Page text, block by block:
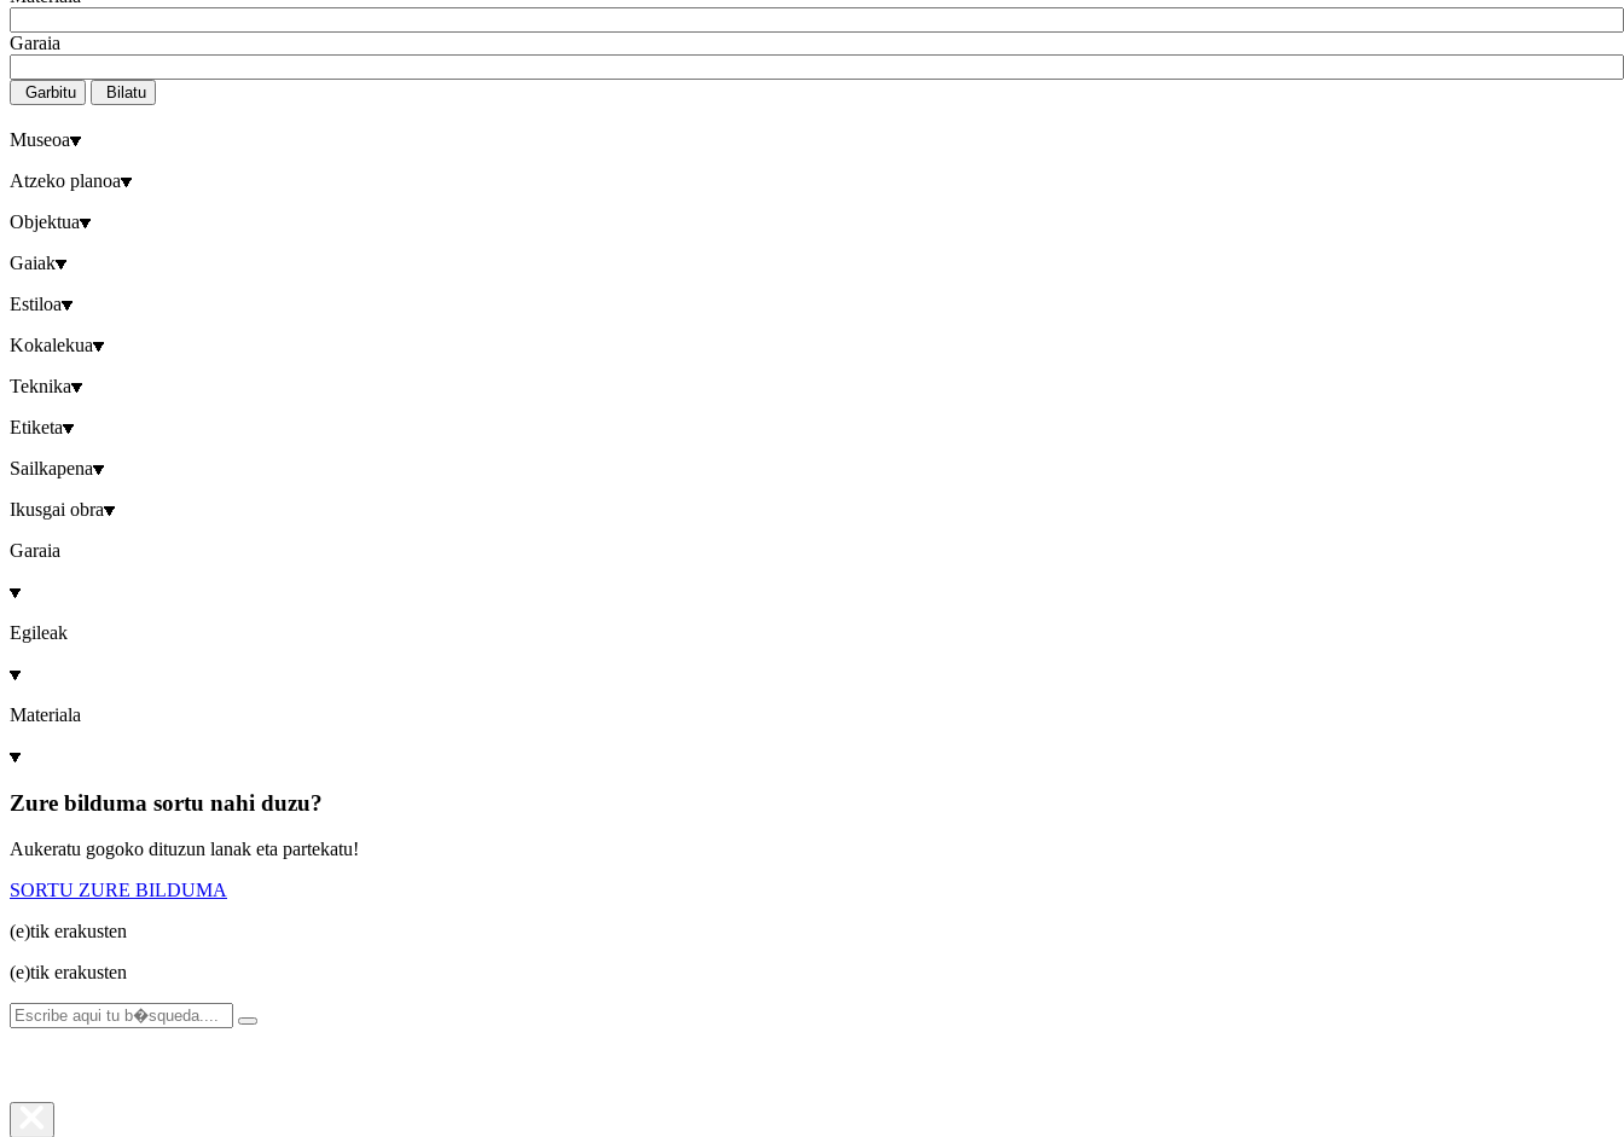
Garaia
Garbitu Bilatu
Museoa
Atzeko planoa
Objektua
Gaiak
Estiloa
Kokalekua
Teknika
Etiketa
Sailkapena
Ikusgai obra
Garaia
Egileak
Materiala
Zure bilduma sortu nahi duzu?
Aukeratu gogoko dituzun lanak eta partekatu!
SORTU ZURE BILDUMA
(e)tik erakusten
(e)tik erakusten